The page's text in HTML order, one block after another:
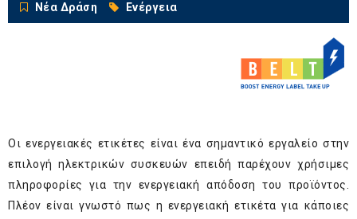
Νέα Δράση Ενέργεια
Οι ενεργειακές ετικέτες είναι ένα σημαντικό εργαλείο στην
επιλογή ηλεκτρικών συσκευών επειδή παρέχουν χρήσιμες
πληροφορίες για την ενεργειακή απόδοση του προϊόντος.
Πλέον είναι γνωστό πως η ενεργειακή ετικέτα για κάποιες